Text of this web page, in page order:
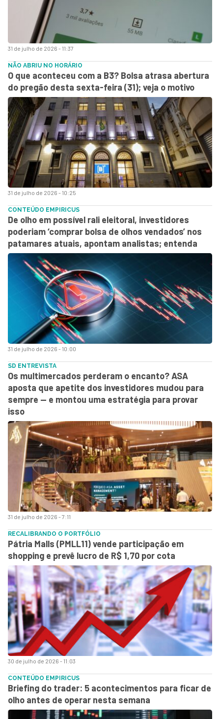
31 de julho de 2026 - 11:37
31 de julho de 2026 - 10:25
NÃO ABRIU NO HORÁRIO
O que aconteceu com a B3? Bolsa atrasa abertura
do pregão desta sexta-feira (31); veja o motivo
31 de julho de 2026 - 10:00
CONTEÚDO EMPIRICUS
De olho em possível rali eleitoral, investidores
poderiam ‘comprar bolsa de olhos vendados’ nos
patamares atuais, apontam analistas; entenda
31 de julho de 2026 - 7:11
SD ENTREVISTA
Os multimercados perderam o encanto? ASA
aposta que apetite dos investidores mudou para
sempre — e montou uma estratégia para provar
isso
30 de julho de 2026 - 11:03
RECALIBRANDO O PORTFÓLIO
Pátria Malls (PMLL11) vende participação em
shopping e prevê lucro de R$ 1,70 por cota
CONTEÚDO EMPIRICUS
Briefing do trader: 5 acontecimentos para ficar de
olho antes de operar nesta semana